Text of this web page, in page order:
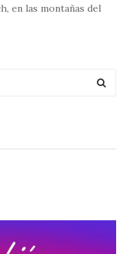
en las montañas del
C